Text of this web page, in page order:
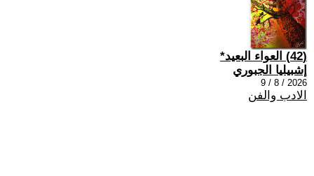
(42) العواء البعيد*
إشبيليا الجبوري
2026 / 8 / 9
الادب والفن